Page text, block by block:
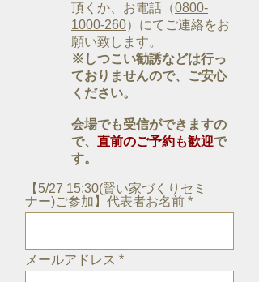
頂くか、お電話（0800-
1000-260）にてご連絡をお
願い致します。
※しつこい勧誘などは行っ
ておりませんので、ご安心
ください。
会場でも受信ができますの
で、 直前のご予約も歓迎で
す。
【5/27 15:30(賢い家づくりセミ
ナー)ご参加】代表者お名前
メールアドレス